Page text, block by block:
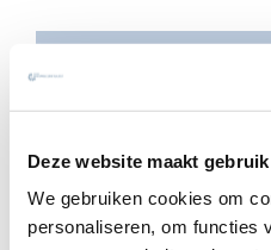
Deze website maakt
We gebruiken cookies om
personaliseren, om functies
Hoe omgaan
lichaam?
De oudste brief die van